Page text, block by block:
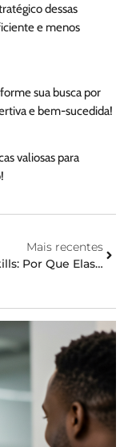
dessas
e menos
sua busca por
e bem-sucedida!
valiosas para
Mais recentes
Soft Skills: Por Que Elas Importam Tanto Quanto As Competências Técnicas?